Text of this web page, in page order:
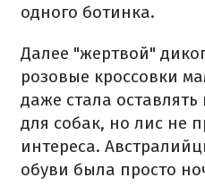
одного ботинка.
Далее "жертвой"
розовые кроссовки
даже стала
для собак, но лис не
интереса.
обуви была просто